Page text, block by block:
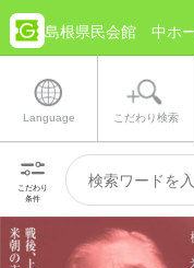
島根県民会館 中ホ
Language こだわり検索
こだわり
条件